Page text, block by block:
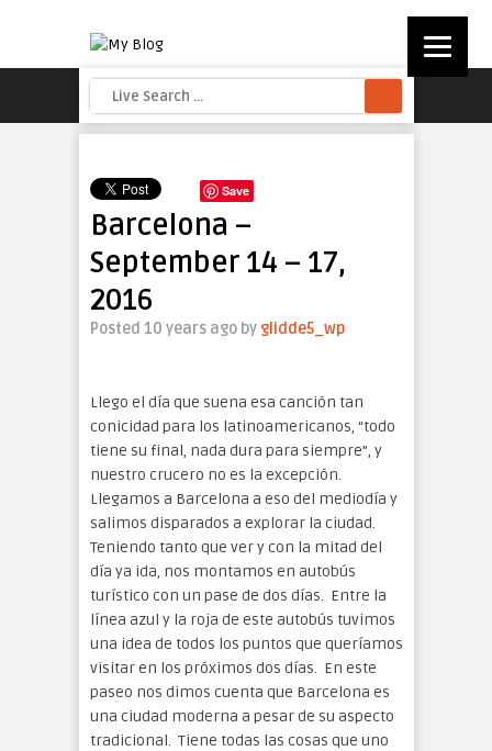
Save
Barcelona –
September 14 – 17,
2016
Posted 10 years ago by glidde5_wp
Llego el día que suena esa canción tan
conicidad para los latinoamericanos, “todo
tiene su final, nada dura para siempre”, y
nuestro crucero no es la excepción.
Llegamos a Barcelona a eso del mediodía y
salimos disparados a explorar la ciudad.
Teniendo tanto que ver y con la mitad del
día ya ida, nos montamos en autobús
turístico con un pase de dos días. Entre la
línea azul y la roja de este autobús tuvimos
una idea de todos los puntos que queríamos
visitar en los próximos dos días. En este
paseo nos dimos cuenta que Barcelona es
una ciudad moderna a pesar de su aspecto
tradicional. Tiene todas las cosas que uno